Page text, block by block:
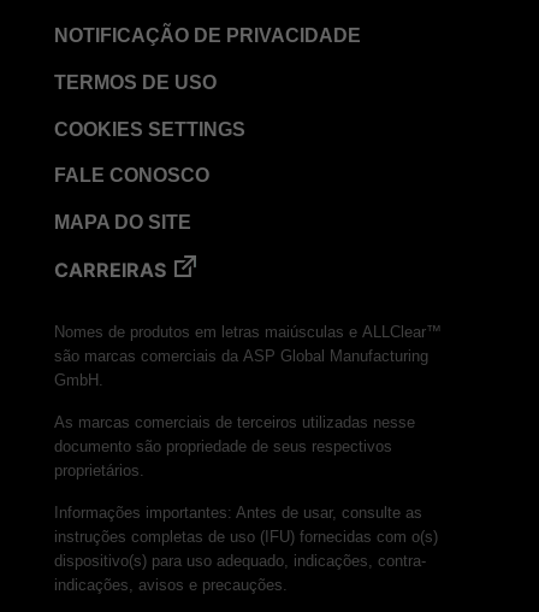
NOTIFICAÇÃO DE PRIVACIDADE
TERMOS DE USO
COOKIES SETTINGS
FALE CONOSCO
MAPA DO SITE
CARREIRAS
Nomes de produtos em letras maiúsculas e ALLClear™
são marcas comerciais da ASP Global Manufacturing
GmbH.
As marcas comerciais de terceiros utilizadas nesse
documento são propriedade de seus respectivos
proprietários.
Informações importantes: Antes de usar, consulte as
instruções completas de uso (IFU) fornecidas com o(s)
dispositivo(s) para uso adequado, indicações, contra-
indicações, avisos e precauções.